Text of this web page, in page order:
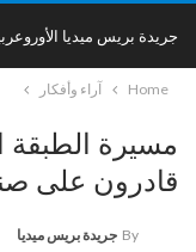
جريدة بريس ميديا
Home آراء وأفكار
قادرون على
By جريدة بريس ميديا